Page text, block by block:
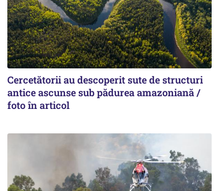
Cercetătorii au descoperit sute de structuri
antice ascunse sub pădurea amazoniană /
foto în articol